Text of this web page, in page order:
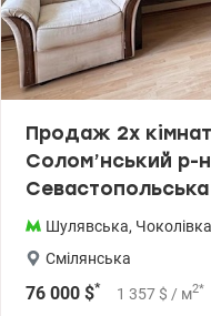
Продаж 2х
Солом’нський р-
Шулявська, Чоколівка
Смілянська
76 000 $* 1 357 $ / м2*